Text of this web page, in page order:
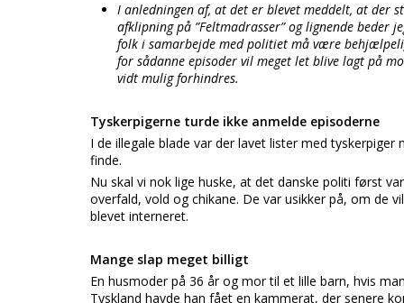
I anledningen af, at det er blevet meddelt, at der
afklipning på ”Feltmadrasser” og lignende beder
folk i samarbejde med politiet må være
for sådanne episoder vil meget let blive lagt på
vidt mulig forhindres.
Tyskerpigerne turde ikke anmelde episoderne
I de illegale blade var der lavet lister med
finde.
Nu skal vi nok lige huske, at det danske politi først
overfald, vold og chikane. De var usikker på, om de
blevet interneret.
Mange slap meget billigt
En husmoder på 36 år og mor til et lille barn, hvis
Tyskland havde han fået en kammerat, der senere